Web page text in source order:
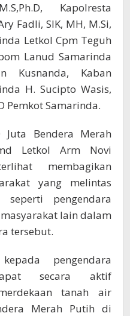
Kapolresta
Fadli, SIK, MH, M.Si,
Letkol Cpm Teguh
Lanud Samarinda
Kusnanda, Kaban
H. Sucipto Wasis,
Pemkot Samarinda.
Juta Bendera Merah
Letkol Arm Novi
membagikan
yang melintas
pengendara
lain dalam
tersebut.
pengendara
secara aktif
tanah air
Merah Putih di